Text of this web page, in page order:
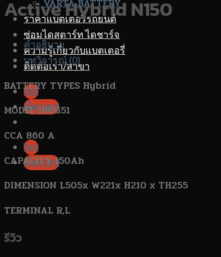
VARTA BATTERY
ราคาแบตเตอรี่รถยนต์
ซ่อมไดสตาร์ท ไดชาร์จ
ความรู้เกี่ยวกับแบตเตอรี่
ติดต่อเรา/สาขา
โทร
เช็คราคา!
โทร
เช็คราคา!
Active Hybrid N150
คำอธิบาย
บทวิจารณ์ (0)
BATTERY TYPES Hybrid
MODEL 180G51
CCA 860 A
CAPACITY 150Ah
DIMENSION L505x W221x H210 x TH255
TERMINAL R,L
รีวิว